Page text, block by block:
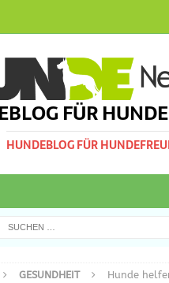
FÜR
HUNDEBLOG FÜR
GESUNDHEIT
Hunde